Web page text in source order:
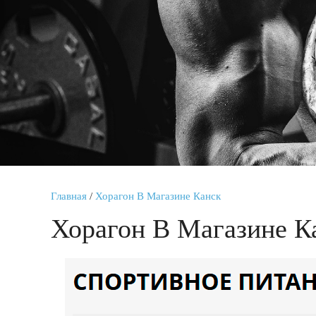
Главная / Хорагон В Магазине Канск
Хорагон В Магазине